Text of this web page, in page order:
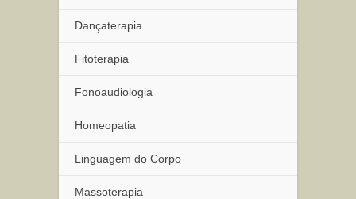
Dançaterapia
Fitoterapia
Fonoaudiologia
Homeopatia
Linguagem do Corpo
Massoterapia